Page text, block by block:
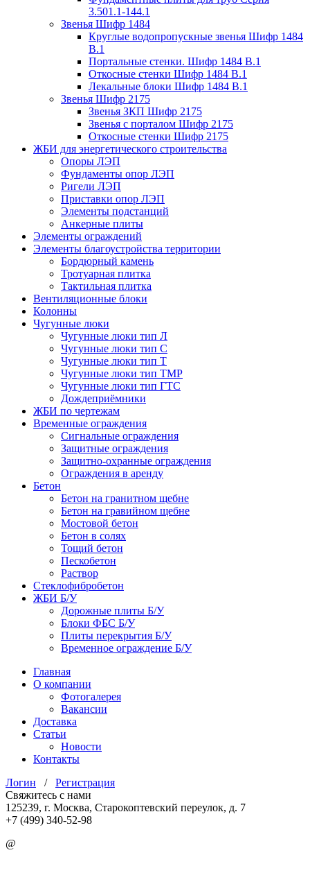
3.501.1-144.1
Звенья Шифр 1484
Круглые водопропускные звенья Шифр 1484
В.1
Портальные стенки. Шифр 1484 В.1
Откосные стенки Шифр 1484 В.1
Лекальные блоки Шифр 1484 В.1
Звенья Шифр 2175
Звенья ЗКП Шифр 2175
Звенья с порталом Шифр 2175
Откосные стенки Шифр 2175
ЖБИ для энергетического строительства
Опоры ЛЭП
Фундаменты опор ЛЭП
Ригели ЛЭП
Приставки опор ЛЭП
Элементы подстанций
Анкерные плиты
Элементы ограждений
Элементы благоустройства территории
Бордюрный камень
Тротуарная плитка
Тактильная плитка
Вентиляционные блоки
Колонны
Чугунные люки
Чугунные люки тип Л
Чугунные люки тип С
Чугунные люки тип Т
Чугунные люки тип ТМР
Чугунные люки тип ГТС
Дождеприёмники
ЖБИ по чертежам
Временные ограждения
Сигнальные ограждения
Защитные ограждения
Защитно-охранные ограждения
Ограждения в аренду
Бетон
Бетон на гранитном щебне
Бетон на гравийном щебне
Мостовой бетон
Бетон в солях
Тощий бетон
Пескобетон
Раствор
Стеклофибробетон
ЖБИ Б/У
Дорожные плиты Б/У
Блоки ФБС Б/У
Плиты перекрытия Б/У
Временное ограждение Б/У
Главная
О компании
Фотогалерея
Вакансии
Доставка
Статьи
Новости
Контакты
Логин / Регистрация
Свяжитесь с нами
125239, г. Москва, Старокоптевский переулок, д. 7
+7 (499) 340-52-98
@